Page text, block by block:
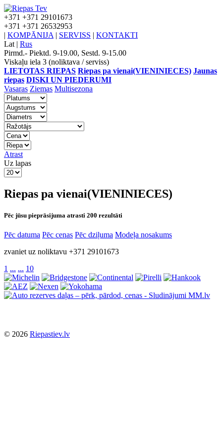
+371 +371 29101673
+371 +371 26532953
| KOMPĀNIJA | SERVISS | KONTAKTI
Lat | Rus
Pirmd.- Piektd. 9-19.00, Sestd. 9-15.00
Viskaļu iela 3 (noliktava / serviss)
LIETOTAS RIEPAS Riepas pa vienai(VIENINIECES) Jaunas
riepas DISKI UN PIEDERUMI
Vasaras Ziemas Multisezona
Atrast
Uz lapas
Riepas pa vienai(VIENINIECES)
Pēc jūsu pieprāsijuma atrasti 200 rezultāti
Pēc datuma Pēc cenas Pēc dziļuma Modeļa nosakums
zvaniet uz noliktavu +371 29101673
1 ... ... 10
© 2026 Riepastiev.lv